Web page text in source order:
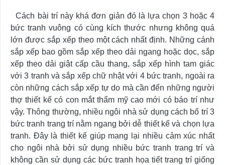
Cách bài trí này khá đơn giản đó là lựa chọn 3 hoặc 4
bức tranh vuông có cùng kích thước nhưng không quá
lớn được sắp xếp theo một cách nhất định. Những cánh
sắp xếp bao gồm sắp xếp theo dải ngang hoặc dọc, sắp
xếp theo dải giật cấp cầu thang, sắp xếp hình tam giác
với 3 tranh và sắp xếp chữ nhật với 4 bức tranh, ngoài ra
còn những cách sắp xếp tự do mà cần đến những người
thợ thiết kế có con mắt thẩm mỹ cao mới có báo trí như
vậy. Thông thường, nhiều ngôi nhà sử dụng cách bố trí 3
bức tranh trang trí nằm ngang bởi dễ thiết kế và chọn lựa
tranh. Đây là thiết kế giúp mang lại nhiều cảm xúc nhất
cho ngôi nhà bởi sử dụng nhiều bức tranh trang trí và
không cần sử dụng các bức tranh họa tiết trang trí giống